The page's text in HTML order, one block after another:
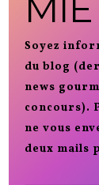
Soyez
du blog
news
concours).
ne vous
deux mails